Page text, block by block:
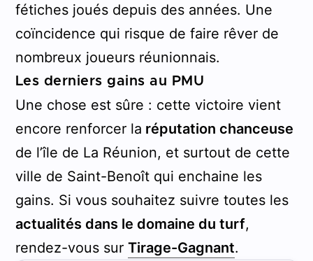
fétiches joués depuis des années. Une
coïncidence qui risque de faire rêver de
nombreux joueurs réunionnais.
Les derniers gains au PMU
Une chose est sûre : cette victoire vient
encore renforcer la réputation chanceuse
de l’île de La Réunion, et surtout de cette
ville de Saint-Benoît qui enchaine les
gains. Si vous souhaitez suivre toutes les
actualités dans le domaine du turf,
rendez-vous sur Tirage-Gagnant.